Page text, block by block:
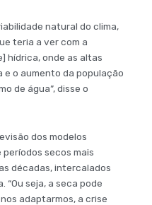
natural do clima,
teria a ver com a
hídrica, onde as altas
o aumento da população
de água”, disse o
dos modelos
secos mais
décadas, intercalados
“Ou seja, a seca pode
adaptarmos, a crise